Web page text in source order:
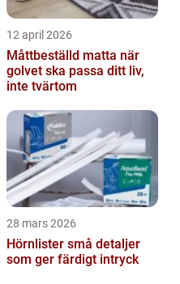
12 april 2026
Måttbeställd matta när
golvet ska passa ditt liv,
inte tvärtom
28 mars 2026
Hörnlister små detaljer
som ger färdigt intryck